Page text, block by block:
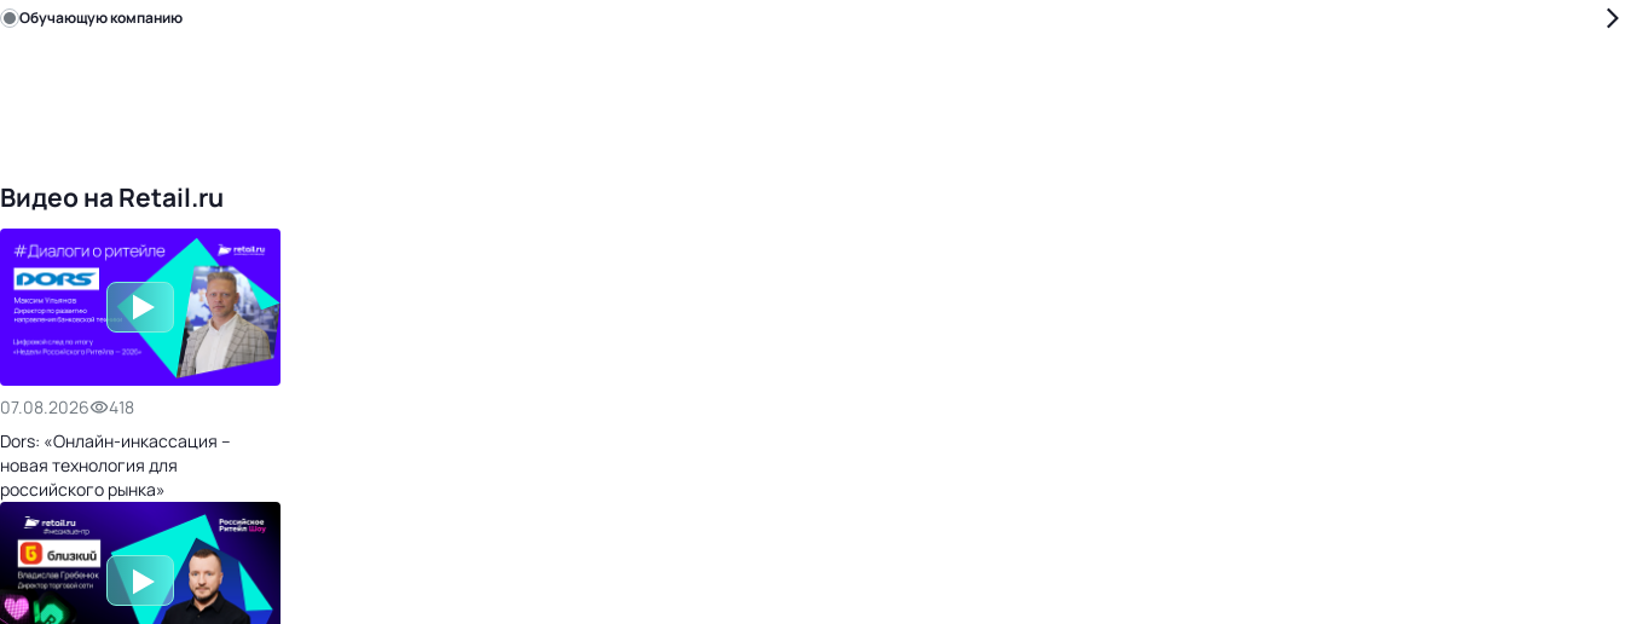
Обучающую компанию
Видео на Retail.ru
07.08.2026
418
Dors: «Онлайн-инкассация –
новая технология для
российского рынка»